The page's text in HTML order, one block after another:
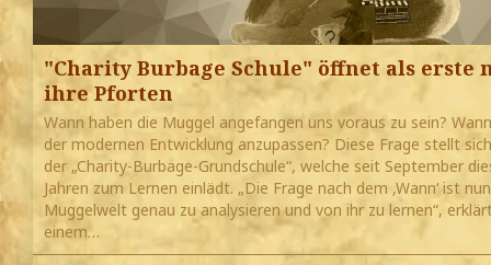
"Charity Burbage Schule" öffnet als erste
ihre Pforten
Wann haben die Muggel angefangen uns voraus zu sein?
der modernen Entwicklung anzupassen? Diese Frage stellt
der „Charity-Burbage-Grundschule“, welche seit September
Jahren zum Lernen einlädt. „Die Frage nach dem ‚Wann‘ ist
Muggelwelt genau zu analysieren und von ihr zu lernen“,
einem…